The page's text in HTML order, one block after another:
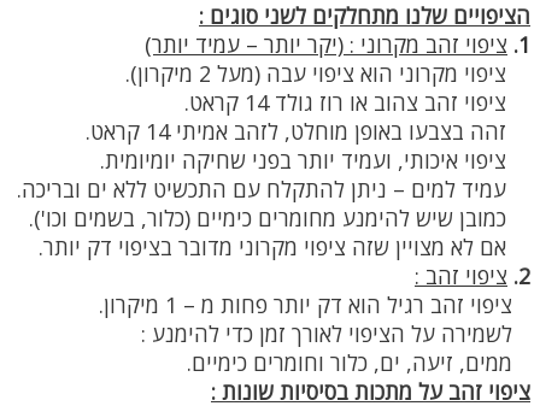
הציפויים שלנו מתחלקים לשני סוגים :
1. ציפוי זהב מקרוני : (יקר יותר – עמיד יותר)
ציפוי מקרוני הוא ציפוי עבה (מעל 2 מיקרון).
ציפוי זהב צהוב או רוז גולד 14 קראט.
זהה בצבעו באופן מוחלט, לזהב אמיתי 14 קראט.
ציפוי איכותי, ועמיד יותר בפני שחיקה יומיומית.
עמיד למים – ניתן להתקלח עם התכשיט ללא ים ובריכה.
כמובן שיש להימנע מחומרים כימיים (כלור, בשמים וכו').
אם לא מצויין שזה ציפוי מקרוני מדובר בציפוי דק יותר.
2. ציפוי זהב :
ציפוי זהב רגיל הוא דק יותר פחות מ – 1 מיקרון.
לשמירה על הציפוי לאורך זמן כדי להימנע :
ממים, זיעה, ים, כלור וחומרים כימיים.
ציפוי זהב על מתכות בסיסיות שונות :